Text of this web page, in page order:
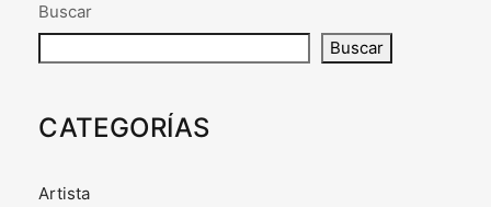
Buscar
Buscar
CATEGORÍAS
Artista